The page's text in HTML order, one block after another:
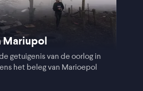
Mariupol
getuigenis van de oorlog in
het beleg van Marioepol